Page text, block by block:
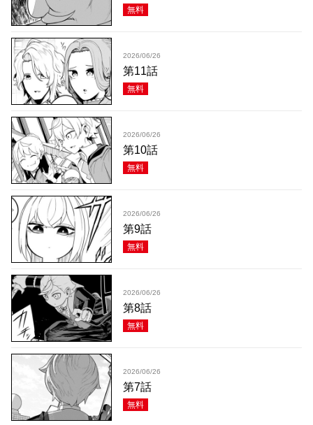
無料
2026/06/26
第11話
無料
2026/06/26
第10話
無料
2026/06/26
第9話
無料
2026/06/26
第8話
無料
2026/06/26
第7話
無料